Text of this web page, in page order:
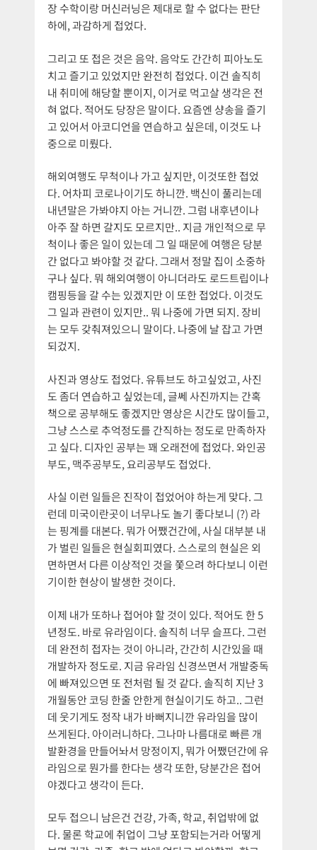
장 수학이랑 머신러닝은 제대로 할 수 없다는 판단
하에, 과감하게 접었다.
그리고 또 접은 것은 음악. 음악도 간간히 피아노도
치고 즐기고 있었지만 완전히 접었다. 이건 솔직히
내 취미에 해당할 뿐이지, 이거로 먹고살 생각은 전
혀 없다. 적어도 당장은 말이다. 요즘엔 샹송을 즐기
고 있어서 아코디언을 연습하고 싶은데, 이것도 나
중으로 미뤘다.
해외여행도 무척이나 가고 싶지만, 이것또한 접었
다. 어차피 코로나이기도 하니깐. 백신이 풀리는데
내년말은 가봐야지 아는 거니깐. 그럼 내후년이나
아주 잘 하면 갈지도 모르지만.. 지금 개인적으로 무
척이나 좋은 일이 있는데 그 일 때문에 여행은 당분
간 없다고 봐야할 것 같다. 그래서 정말 집이 소중하
구나 싶다. 뭐 해외여행이 아니더라도 로드트립이나
캠핑등을 갈 수는 있겠지만 이 또한 접었다. 이것도
그 일과 관련이 있지만.. 뭐 나중에 가면 되지. 장비
는 모두 갖춰져있으니 말이다. 나중에 날 잡고 가면
되겄지.
사진과 영상도 접었다. 유튜브도 하고싶었고, 사진
도 좀더 연습하고 싶었는데, 글쎄 사진까지는 간혹
책으로 공부해도 좋겠지만 영상은 시간도 많이들고,
그냥 스스로 추억정도를 간직하는 정도로 만족하자
고 싶다. 디자인 공부는 꽤 오래전에 접었다. 와인공
부도, 맥주공부도, 요리공부도 접었다.
사실 이런 일들은 진작이 접었어야 하는게 맞다. 그
런데 미국이란곳이 너무나도 놀기 좋다보니 (?) 라
는 핑계를 대본다. 뭐가 어쨌건간에, 사실 대부분 내
가 벌린 일들은 현실회피였다. 스스로의 현실은 외
면하면서 다른 이상적인 것을 쫓으려 하다보니 이런
기이한 현상이 발생한 것이다.
이제 내가 또하나 접어야 할 것이 있다. 적어도 한 5
년정도. 바로 유라임이다. 솔직히 너무 슬프다. 그런
데 완전히 접자는 것이 아니라, 간간히 시간있을 때
개발하자 정도로. 지금 유라임 신경쓰면서 개발중독
에 빠져있으면 또 전처럼 될 것 같다. 솔직히 지난 3
개월동안 코딩 한줄 안한게 현실이기도 하고.. 그런
데 웃기게도 정작 내가 바뻐지니깐 유라임을 많이
쓰게된다. 아이러니하다. 그나마 나름대로 빠른 개
발환경을 만들어놔서 망정이지, 뭐가 어쨌던간에 유
라임으로 뭔가를 한다는 생각 또한, 당분간은 접어
야겠다고 생각이 든다.
모두 접으니 남은건 건강, 가족, 학교, 취업밖에 없
다. 물론 학교에 취업이 그냥 포함되는거라 어떻게